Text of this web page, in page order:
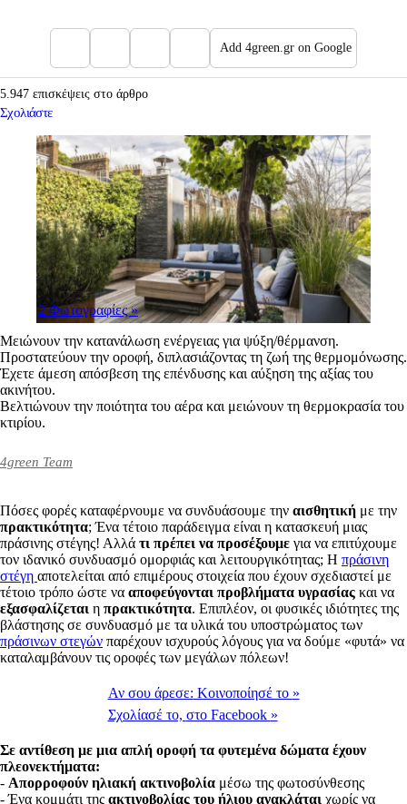
Add 4green.gr on Google
5.947 επισκέψεις στο άρθρο
Σχολιάστε
2 Φωτογραφίες»
Μειώνουν την κατανάλωση ενέργειας για ψύξη/θέρμανση.
Προστατεύουν την οροφή, διπλασιάζοντας τη ζωή της θερμομόνωσης.
Έχετε άμεση απόσβεση της επένδυσης και αύξηση της αξίας του
ακινήτου.
Βελτιώνουν την ποιότητα του αέρα και μειώνουν τη θερμοκρασία του
κτιρίου.
4green Team
Πόσες φορές καταφέρνουμε να συνδυάσουμε την αισθητική με την
πρακτικότητα; Ένα τέτοιο παράδειγμα είναι η κατασκευή μιας
πράσινης στέγης! Αλλά τι πρέπει να προσέξουμε για να επιτύχουμε
τον ιδανικό συνδυασμό ομορφιάς και λειτουργικότητας; Η πράσινη
στέγη αποτελείται από επιμέρους στοιχεία που έχουν σχεδιαστεί με
τέτοιο τρόπο ώστε να αποφεύγονται προβλήματα υγρασίας και να
εξασφαλίζεται η πρακτικότητα. Επιπλέον, οι φυσικές ιδιότητες της
βλάστησης σε συνδυασμό με τα υλικά του υποστρώματος των
πράσινων στεγών παρέχουν ισχυρούς λόγους για να δούμε «φυτά» να
καταλαμβάνουν τις οροφές των μεγάλων πόλεων!
Αν σου άρεσε: Κοινοποίησέ το »
Σχολίασέ το, στο Facebook »
Σε αντίθεση με μια απλή οροφή τα φυτεμένα δώματα έχουν
πλεονεκτήματα:
- Απορροφούν ηλιακή ακτινοβολία μέσω της φωτοσύνθεσης
- Ένα κομμάτι της ακτινοβολίας του ήλιου ανακλάται χωρίς να